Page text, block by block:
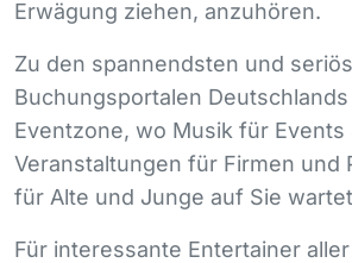
Erwägung ziehen, anzuhören.
Zu den spannendsten und
Buchungsportalen
Eventzone, wo Musik für Events
Veranstaltungen für Firmen und
für Alte und Junge auf Sie
Für interessante Entertainer